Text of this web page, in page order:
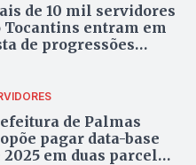
de 10 mil servidores
Tocantins entram em
de progressões
de Palmas
pagar data-base
2025 em duas parcelas